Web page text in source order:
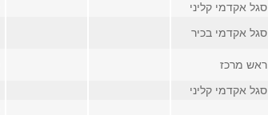
סגל אקדמי קליני
סגל אקדמי בכיר
ראש מרכז
סגל אקדמי קליני